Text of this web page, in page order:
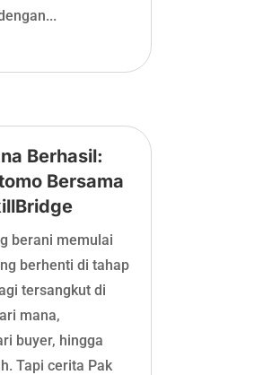
Berhasil:
Bersama
berani memulai
berhenti di tahap
tersangkut di
mana,
buyer, hingga
Tapi cerita Pak